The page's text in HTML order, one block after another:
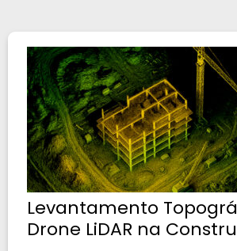
Levantamento
Drone LiDAR na